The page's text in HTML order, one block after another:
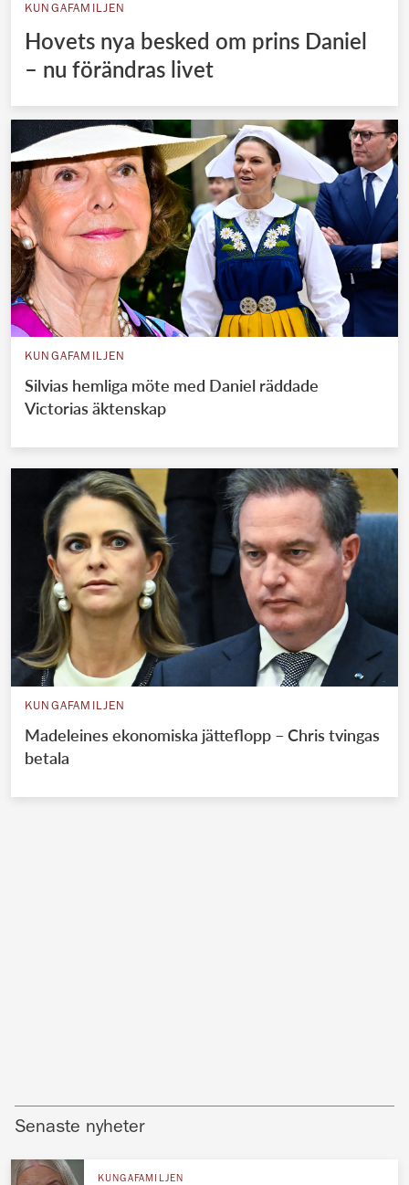
KUNGAFAMILJEN
Hovets nya besked om prins Daniel
– nu förändras livet
KUNGAFAMILJEN
Silvias hemliga möte med Daniel räddade
Victorias äktenskap
KUNGAFAMILJEN
Madeleines ekonomiska jätteflopp – Chris tvingas
betala
Senaste nyheter
KUNGAFAMILJEN